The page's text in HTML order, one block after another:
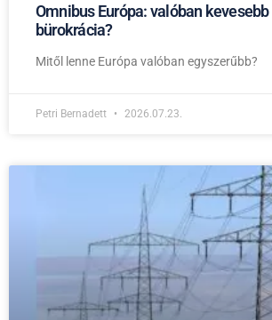
Omnibus Európa: valóban
bürokrácia?
Mitől lenne Európa valóban egyszerűbb?
Petri Bernadett 2026.07.23.